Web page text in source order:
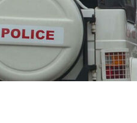
വിദ്യാര്‍ത്ഥികള്‍